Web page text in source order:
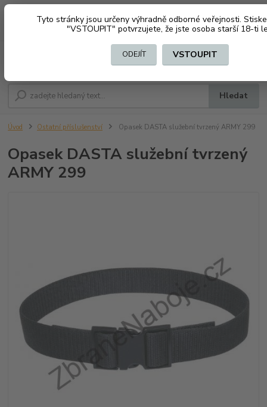
Tyto stránky jsou určeny výhradně odborné veřejnosti.
"VSTOUPIT" potvrzujete, že jste osoba starší 18-ti
ODEJÍT VSTOUPIT
CZK
Hledat
+420 603794370 0ks
za0 Kč
Úvod Ostatní příslušenství Opasek DASTA služební tvrzený ARMY 299
Opasek DASTA služební tvrzený
ARMY 299